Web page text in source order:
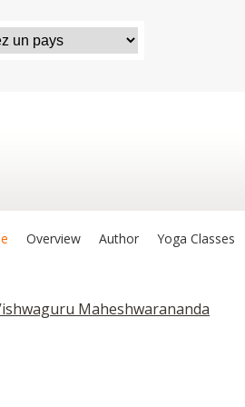
Overview Author Yoga Classes
Maheshwarananda